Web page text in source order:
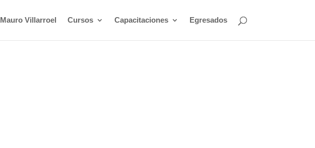
Mauro Villarroel Cursos Capacitaciones Egresados